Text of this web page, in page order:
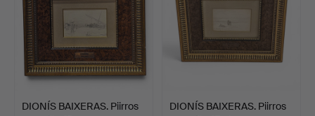
DIONÍS BAIXERAS. Piirros
DIONÍS BAIXERAS. Piirros